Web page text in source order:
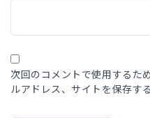
次回のコメントで使用するた
ルアドレス、サイトを保存する